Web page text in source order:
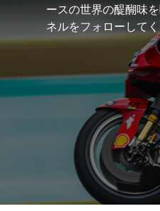
ースの世界の醍醐味
ネルをフォローして